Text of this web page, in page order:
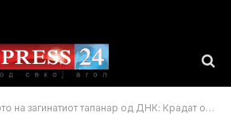
тапанар од ДНК: Крадат од гробот на мојот син